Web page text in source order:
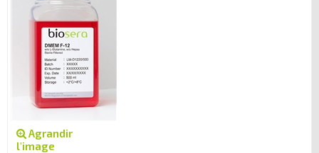
Agrandir
l'image